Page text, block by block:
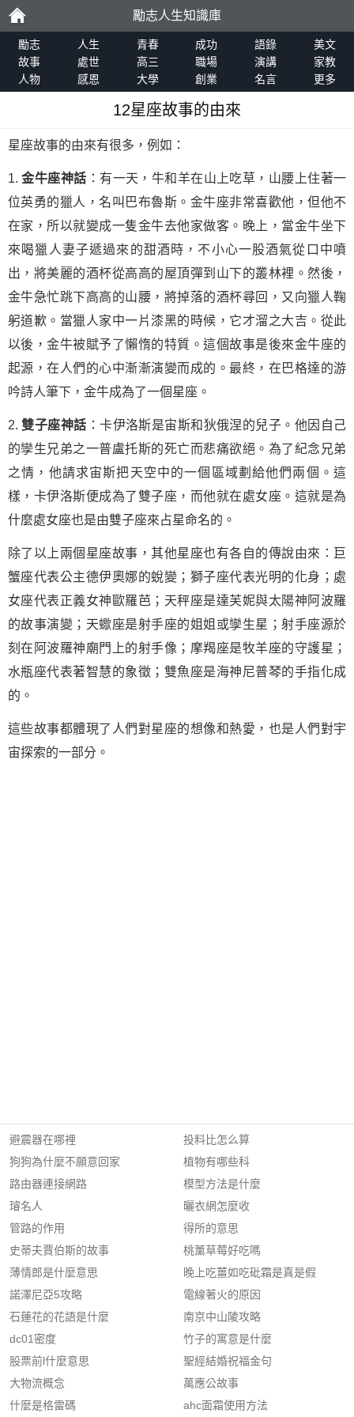
勵
志
勵志人生知識庫
勵志 人生 青春 成功 語錄
美文
故事
處世 高三 職場 演講
家教
人物
感恩 大學 創業 名言 更多
12星座故事的由來
星座故事的由來有很多，例如：
1.金牛座神話 ：有一天，牛和羊在山上吃草，山腰上住著一
位英勇的獵人，名叫巴布魯斯。金牛座非常喜歡他，但他不
在家，所以就變成一隻金牛去他家做客。晚上，當金牛坐下
來喝獵人妻子遞過來的甜酒時，不小心一股酒氣從口中噴
出，將美麗的酒杯從高高的屋頂彈到山下的叢林裡。然後，
金牛急忙跳下高高的山腰，將掉落的酒杯尋回，又向獵人鞠
躬道歉。當獵人家中一片漆黑的時候，它才溜之大吉。從此
以後，金牛被賦予了懶惰的特質。這個故事是後來金牛座的
起源，在人們的心中漸漸演變而成的。最終，在巴格達的游
吟詩人筆下，金牛成為了一個星座。
2.雙子座神話 ：卡伊洛斯是宙斯和狄俄涅的兒子。他因自己
的孿生兄弟之一普盧托斯的死亡而悲痛欲絕。為了紀念兄弟
之情，他請求宙斯把天空中的一個區域劃給他們兩個。這
樣，卡伊洛斯便成為了雙子座，而他就在處女座。這就是為
什麼處女座也是由雙子座來占星命名的。
除了以上兩個星座故事，其他星座也有各自的傳說由來：巨
蟹座代表公主德伊奧娜的蛻變；獅子座代表光明的化身；處
女座代表正義女神歐羅芭；天秤座是達芙妮與太陽神阿波羅
的故事演變；天蠍座是射手座的姐姐或孿生星；射手座源於
刻在阿波羅神廟門上的射手像；摩羯座是牧羊座的守護星；
水瓶座代表著智慧的象徵；雙魚座是海神尼普琴的手指化成
的。
這些故事都體現了人們對星座的想像和熱愛，也是人們對宇
宙探索的一部分。
避震器在哪裡
狗狗為什麼不願意回家
路由器連接網路
璿名人
管路的作用
史蒂夫賈伯斯的故事
薄情郎是什麼意思
諾澤尼亞5攻略
石蓮花的花語是什麼
dc01密度
股票前l什麼意思
大物流概念
什麼是格雷碼
投料比怎么算
植物有哪些科
模型方法是什麼
曬衣網怎麼收
得所的意思
桃薰草莓好吃嗎
晚上吃薑如吃砒霜是真是假
電線著火的原因
南京中山陵攻略
竹子的寓意是什麼
聖經結婚祝福金句
萬應公故事
ahc面霜使用方法